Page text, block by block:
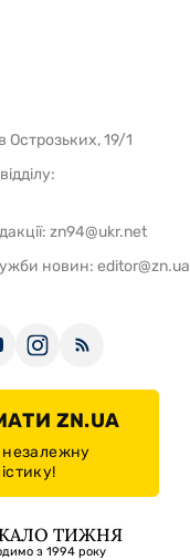
Острозьких, 19/1
zn94@ukr.net
новин: editor@zn.ua
ZN.UA
незалежну
ТИЖНЯ
з 1994 року